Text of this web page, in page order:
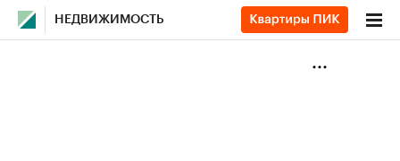
НЕДВИЖИМОСТЬ